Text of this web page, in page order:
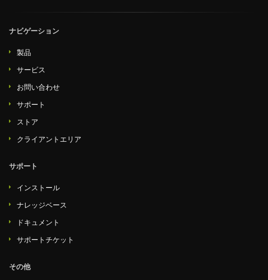
ナビゲーション
製品
サービス
お問い合わせ
サポート
ストア
クライアントエリア
サポート
インストール
ナレッジベース
ドキュメント
サポートチケット
その他